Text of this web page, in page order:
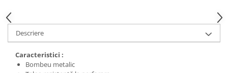
Protecția capului
Căști
Protecția respirației
Descriere
Caracteristici :
Bombeu metalic